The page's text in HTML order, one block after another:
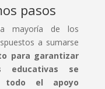
pasos
mayoría de los
a sumarse
para garantizar
educativas se
todo el apoyo